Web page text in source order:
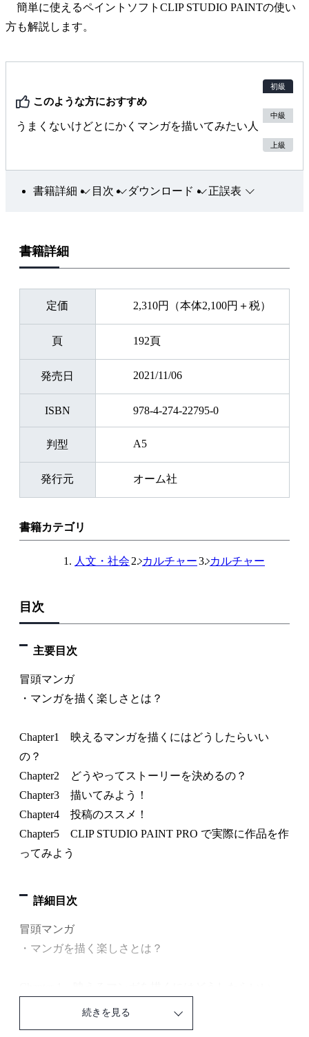
簡単に使えるペイントソフトCLIP STUDIO PAINTの使い
方も解説します。
このような方におすすめ
うまくないけどとにかくマンガを描いてみたい人
初級
中級
上級
書籍詳細 目次 ダウンロード 正誤表
書籍詳細
定価 2,310円（本体2,100円＋税）
頁 192頁
発売日 2021/11/06
ISBN 978-4-274-22795-0
判型 A5
発行元 オーム社
書籍カテゴリ
人文・社会 カルチャー カルチャー
目次
主要目次
冒頭マンガ
・マンガを描く楽しさとは？
Chapter1 映えるマンガを描くにはどうしたらいい
の？
Chapter2 どうやってストーリーを決めるの？
Chapter3 描いてみよう！
Chapter4 投稿のススメ！
Chapter5 CLIP STUDIO PAINT PRO で実際に作品を作
ってみよう
詳細目次
冒頭マンガ
・マンガを描く楽しさとは？
続きを見る